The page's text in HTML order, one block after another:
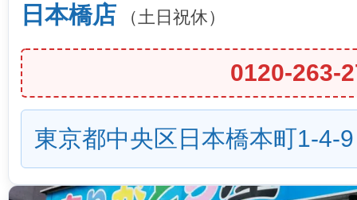
日本橋店 （土日祝休）
0120-263-
東京都中央区日本橋本町1-4-9